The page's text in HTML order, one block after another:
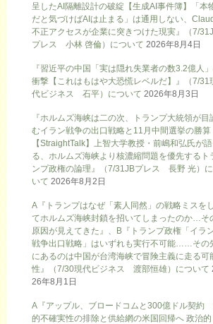
呈したAI隔離設計の破綻【生成AI事件簿】「本
だと気づけばAIは止まる」は通用しない、
不正アクセスが企業に突きつけた現実』（7/
プレス 小林 啓倫）について 2026年8月4日
『習近平の中国「実は隠れ失業者の数3.2億人
衝撃【これはもはや大恐慌レベルだ】』（7/31
代ビジネス 石平）について 2026年8月3日
『ホルムズ海峡は二の次、トランプ大統領が目
むイラン戦争の出口戦略と11月中間選挙の勝算
【StraightTalk】上智大学教授・前嶋和弘氏が語
る、ホルムズ海峡より核濃縮問題を優先するト
ンプ政権の論理』（7/31JBプレス 長野 光）
いて 2026年8月2日
A『トランプはなぜ「素人同然」の戦略ミスをし
てホルムズ海峡封鎖を招いてしまったのか…そ
原因が見えてきた』、B『トランプ政権「イラ
戦争出口戦略」はいずれも実行不可能……その
にあるのは中国が台湾海峡で冒険主義に走る可
性』（7/30現代ビジネス 渡部恒雄）について
26年8月1日
A『アップル、ブロードコムと300億ドル契約
的不確実性の排除と供給網の米国回帰へ 政治的